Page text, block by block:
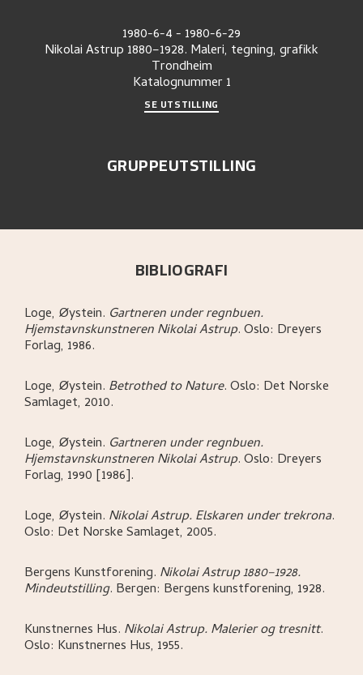
1980-6-4- 1980-6-29
Nikolai Astrup 1880–1928. Maleri, tegning, grafikk
Trondheim
Katalognummer 1
SE UTSTILLING
GRUPPEUTSTILLING
BIBLIOGRAFI
Loge, Øystein. Gartneren under regnbuen.
Hjemstavnskunstneren Nikolai Astrup.Oslo: Dreyers
Forlag, 1986.
Loge, Øystein. Betrothed to Nature.Oslo: Det Norske
Samlaget, 2010.
Loge, Øystein. Gartneren under regnbuen.
Hjemstavnskunstneren Nikolai Astrup.Oslo: Dreyers
Forlag, 1990 [1986].
Loge, Øystein. Nikolai Astrup. Elskaren under trekrona.
Oslo: Det Norske Samlaget, 2005.
Bergens Kunstforening. Nikolai Astrup 1880–1928.
Mindeutstilling. Bergen: Bergens kunstforening, 1928.
Kunstnernes Hus. Nikolai Astrup. Malerier og tresnitt.
Oslo: Kunstnernes Hus, 1955.